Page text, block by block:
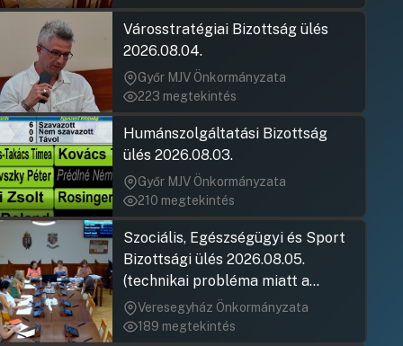
Városstratégiai Bizottság ülés
2026.08.04.
Győr MJV Önkormányzata
223 megtekintés
Humánszolgáltatási Bizottság
ülés 2026.08.03.
Győr MJV Önkormányzata
210 megtekintés
Szociális, Egészségügyi és Sport
Bizottsági ülés 2026.08.05.
(technikai probléma miatt a
jegyzőkönyv elfogadása nem
rögzült)
Veresegyház Önkormányzata
189 megtekintés